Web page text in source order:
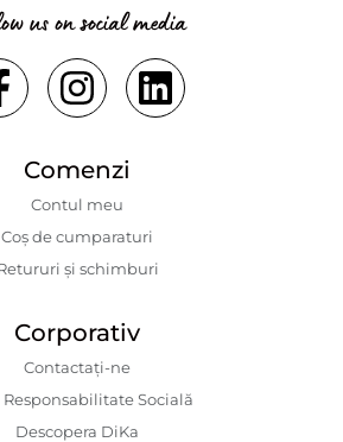
us on social media
Comenzi
Contul meu
Coș de cumparaturi
și schimburi
Corporativ
Contactaţi-ne
Responsabilitate Socială
Descopera DiKa